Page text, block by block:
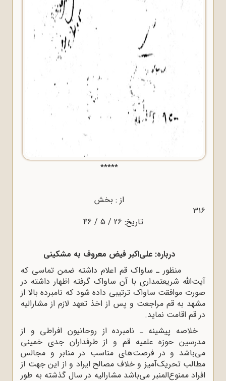
*****
از : بخش
تاریخ: 26 / 5 / 46
درباره: على‌اکبر فیض معروف به مشکینى
منظور ـ ساواک قم اعلام داشته ضمن تماسى که
آیت‌اللّه‌ شریعتمدارى با آن ساواک گرفته اظهار داشته در
صورت موافقت ساواک ترتیبى داده شود که نامبرده بالا از
مشهد به قم مراجعت و پس از اخذ تعهد لازم از مشارالیه
در قم اقامت نماید.
خلاصه پیشینه ـ نامبرده از روحانیون افراطى و از
مدرسین حوزه علمیه قم و از طرفداران جدى خمینى
مى‌باشد و در فرصت‌هاى مناسب در منابر و مجالس
مطالب تحریک‌آمیز و خلاف مصالح ایراد و از این جهت از
افراد ممنوع‌المنبر مى‌باشد مشارالیه در سال گذشته به طور